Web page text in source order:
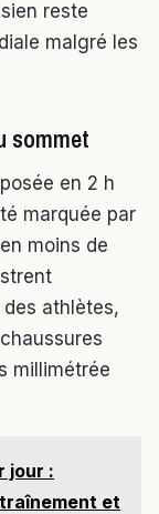
reste
malgré les
sommet
en 2 h
marquée par
moins de
des athlètes,
millimétrée
jour :
et